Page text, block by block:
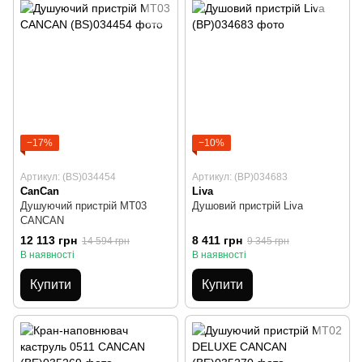
−17%
Артикул: (BS)034454
CanCan
Душуючий пристрій MT03
CANCAN
12 113 грн 14 594 грн
В наявності
Купити
−10%
Артикул: (BP)034683
Liva
Душовий пристрій Liva
8 411 грн 9 345 грн
В наявності
Купити